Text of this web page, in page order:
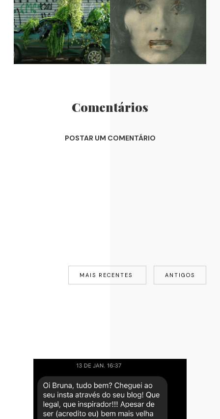
Comentários
POSTAR UM COMENTÁRIO
MAIS RECENTES ANTIGOS